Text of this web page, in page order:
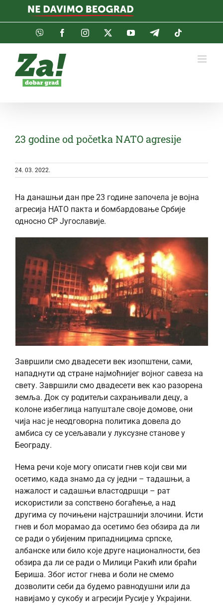
Viber FacebookInstagramTwitterYouTubeTelegram
23 godine od početka NATO agresije
24. 03. 2022.
На данашњи дан пре 23 године започела је војна
агресија НАТО пакта и бомбардовање Србије
односно СР Југославије.
Завршили смо двадесети век изопштени, сами,
нападнути од стране најмоћнијег војног савеза на
свету. Завршили смо двадесети век као разорена
земља. Док су родитељи сахрањивали децу, а
колоне избеглица напуштале своје домове, они
чија нас је неодговорна политика довела до
амбиса су се усељавали у луксузне станове у
Београду.
Нема речи које могу описати гнев који сви ми
осетимо, када знамо да су једни – тадашњи, а
нажалост и садашњи властодршци – рат
искористили за сопствено богаћење, а над
другима су почињени најстрашнији злочини. Исти
гнев и бол морамао да осетимо без обзира да ли
се ради о убијеним припадницима српске,
албанске или било које друге националности, без
обзира да ли се ради о Милици Ракић или браћи
Бериша. Због истог гнева и боли не смемо
дозволити себи да будемо равнодушни или да
навијамо у сукобу и агресији Русије у Украјини.